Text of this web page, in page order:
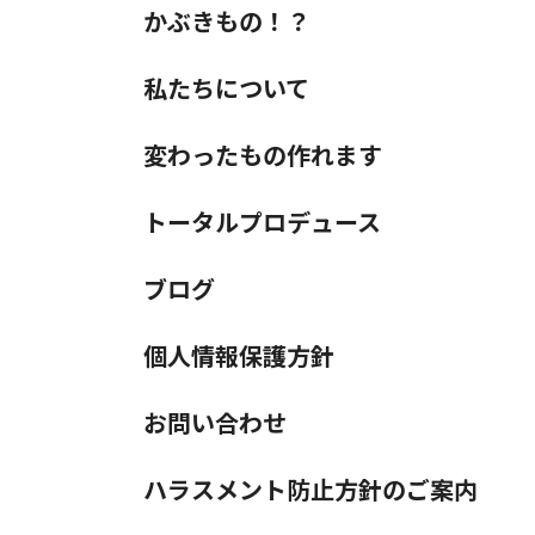
かぶきもの！？
私たちについて
変わったもの作れます
トータルプロデュース
ブログ
個人情報保護方針
お問い合わせ
ハラスメント防止方針のご案内